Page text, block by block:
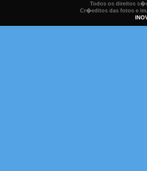
Todos os direitos
Cr�editos das fotos e